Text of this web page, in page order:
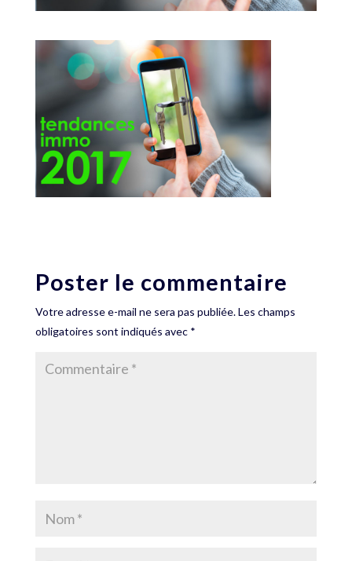
Poster le commentaire
Votre adresse e-mail ne sera pas publiée.Les champs
obligatoires sont indiqués avec *